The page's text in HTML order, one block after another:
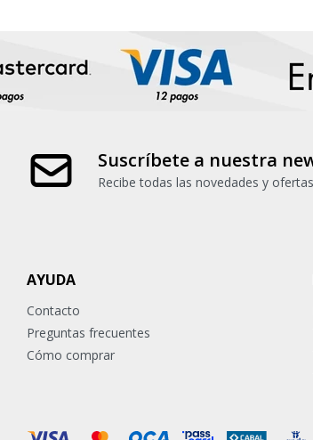
Suscríbete a nuestra
Recibe todas las novedades y
AYUDA
Contacto
Preguntas frecuentes
Cómo comprar